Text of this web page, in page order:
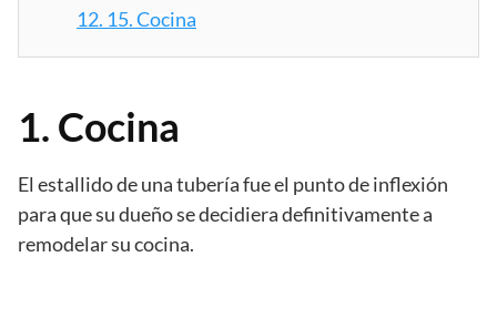
12. 15. Cocina
1. Cocina
El estallido de una tubería fue el punto de inflexión
para que su dueño se decidiera definitivamente a
remodelar su cocina.